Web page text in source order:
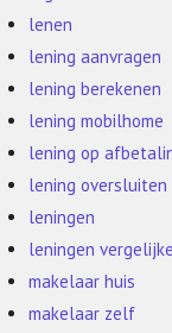
lenen
lening aanvragen
lening berekenen
lening mobilhome
lening op
lening oversluiten
leningen
leningen
makelaar huis
makelaar zelf